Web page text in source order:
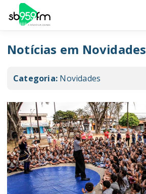
Notícias em Novidades
Categoria: Novidades